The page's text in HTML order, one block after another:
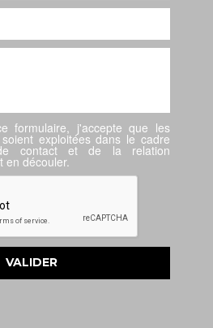
formulaire, j'accepte que les
exploitées dans le cadre
contact et de la relation
en découler.